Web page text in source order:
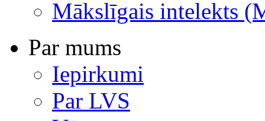
Mākslīgais intelekts
Par mums
Iepirkumi
Par LVS